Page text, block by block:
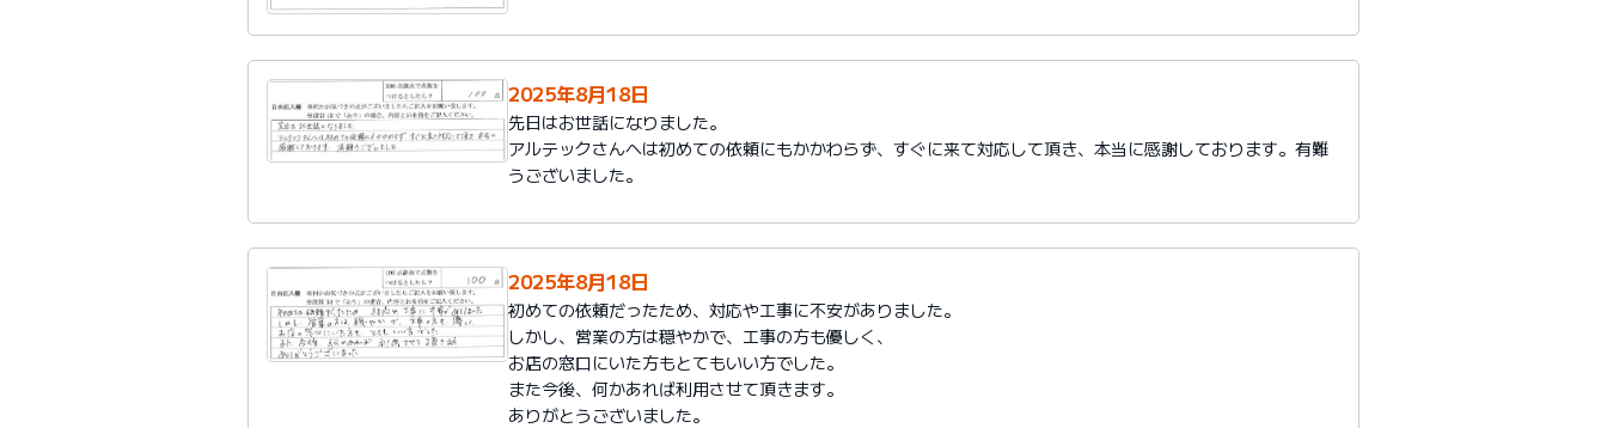
2025年8月18日
先日はお世話になりました。
アルテックさんへは初めての依頼にもかかわらず、すぐに来て対応して頂き、本当に感謝しております。有難
うございました。
2025年8月18日
初めての依頼だったため、対応や工事に不安がありました。
しかし、営業の方は穏やかで、工事の方も優しく、
お店の窓口にいた方もとてもいい方でした。
また今後、何かあれば利用させて頂きます。
ありがとうございました。